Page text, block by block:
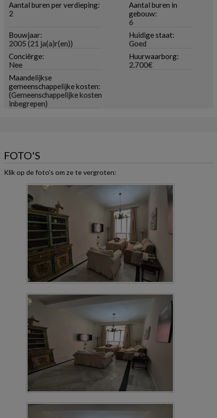
Aantal buren per verdieping:
2
Aantal buren in
gebouw:
6
Bouwjaar:
2005 (21 ja(a)r(en))
Huidige staat:
Goed
Conciërge:
Nee
Huurwaarborg:
2.700€
Maandelijkse
gemeenschappelijke kosten:
(Gemeenschappelijke kosten
inbegrepen)
FOTO'S
Klik op de foto's om ze te vergroten: